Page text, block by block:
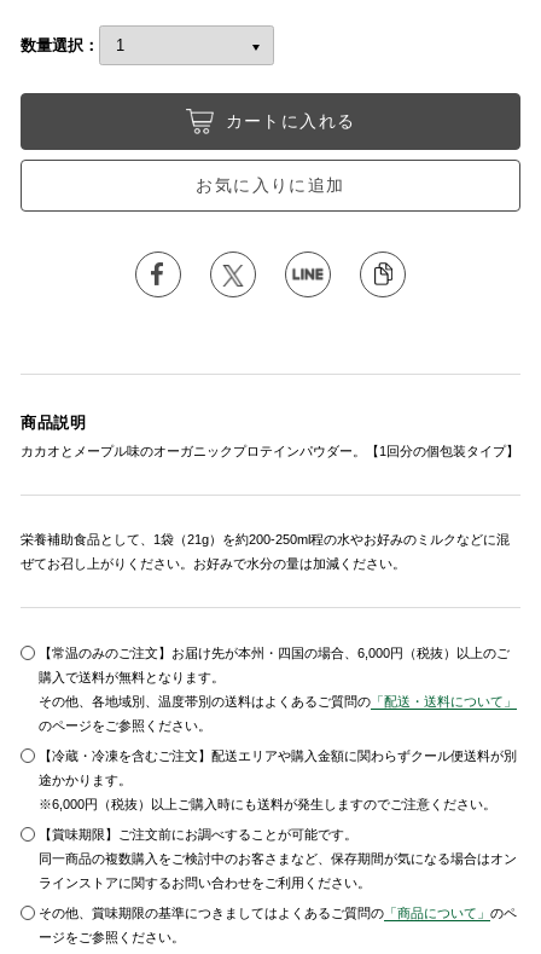
数量選択：
カートに入れる
お気に入りに追加
商品説明
カカオとメープル味のオーガニックプロテインパウダー。【1回分の個包装タイプ】
栄養補助食品として、1袋（21g）を約200-250ml程の水やお好みのミルクなどに混
ぜてお召し上がりください。お好みで水分の量は加減ください。
【常温のみのご注文】お届け先が本州・四国の場合、6,000円（税抜）以上のご
購入で送料が無料となります。
その他、各地域別、温度帯別の送料はよくあるご質問の 「配送・送料について」
のページをご参照ください。
【冷蔵・冷凍を含むご注文】配送エリアや購入金額に関わらずクール便送料が別
途かかります。
※6,000円（税抜）以上ご購入時にも送料が発生しますのでご注意ください。
【賞味期限】ご注文前にお調べすることが可能です。
同一商品の複数購入をご検討中のお客さまなど、保存期間が気になる場合はオン
ラインストアに関するお問い合わせをご利用ください。
その他、賞味期限の基準につきましてはよくあるご質問の 「商品について」のペ
ージをご参照ください。